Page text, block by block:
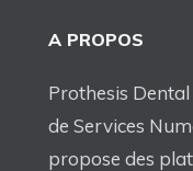
A PROPOS
Prothesis
de Services
propose des